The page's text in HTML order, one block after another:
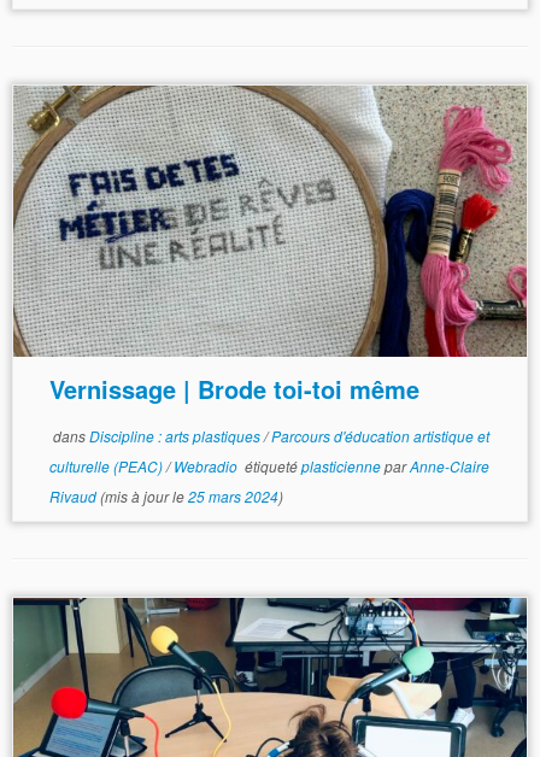
Vernissage | Brode toi-toi même
dansDiscipline : arts plastiques/Parcours d'éducation artistique et
culturelle (PEAC)/Webradio étiquetéplasticienneparAnne-Claire
Rivaud(mis à jour le25 mars 2024)